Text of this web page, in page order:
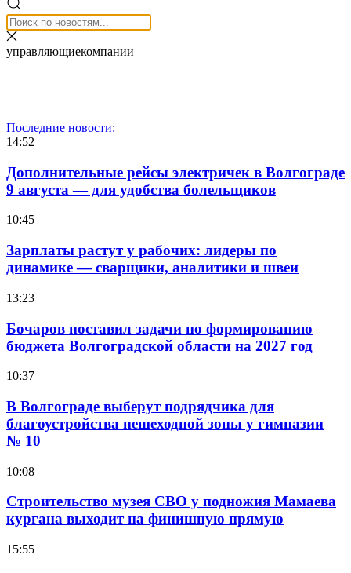
управляющиекомпании
Последние новости:
14:52
Дополнительные рейсы электричек в Волгограде
9 августа — для удобства болельщиков
10:45
Зарплаты растут у рабочих: лидеры по
динамике — сварщики, аналитики и швеи
13:23
Бочаров поставил задачи по формированию
бюджета Волгоградской области на 2027 год
10:37
В Волгограде выберут подрядчика для
благоустройства пешеходной зоны у гимназии
№ 10
10:08
Строительство музея СВО у подножия Мамаева
кургана выходит на финишную прямую
15:55